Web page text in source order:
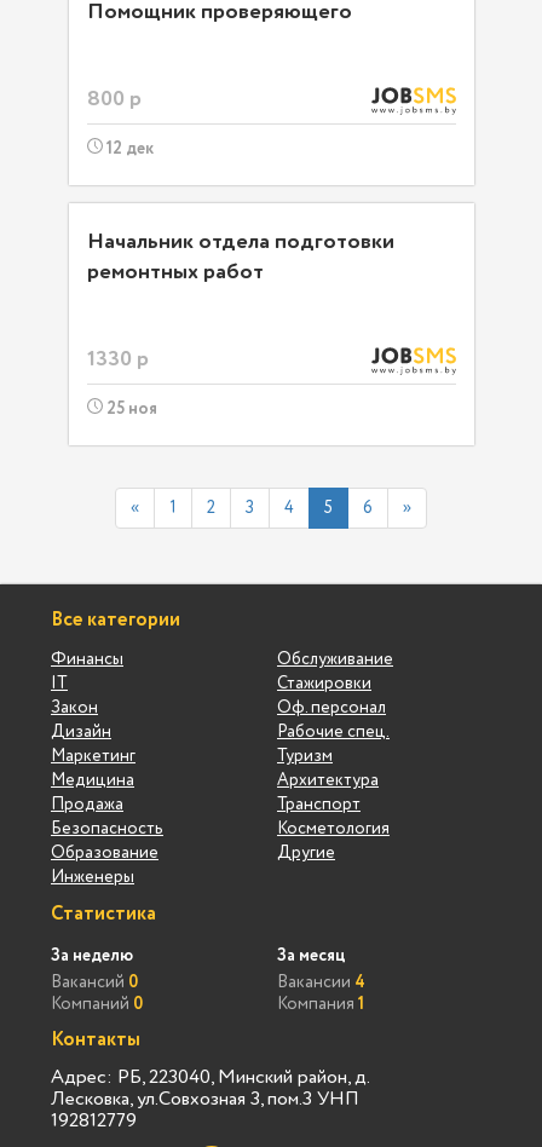
Помощник проверяющего
800 р
12 дек
Начальник отдела подготовки
ремонтных работ
1330 р
25 ноя
« 1 2 3 4 5 6 »
Все категории
Финансы
IT
Закон
Дизайн
Маркетинг
Медицина
Продажа
Безопасность
Образование
Инженеры
Обслуживание
Стажировки
Оф. персонал
Рабочие спец.
Туризм
Архитектура
Транспорт
Косметология
Другие
Статистика
За неделю
Вакансий 0
Компаний 0
За месяц
Вакансии 4
Компания 1
Контакты
Адрес: РБ, 223040, Минский район, д.
Лесковка, ул.Совхозная 3, пом.3 УНП
192812779